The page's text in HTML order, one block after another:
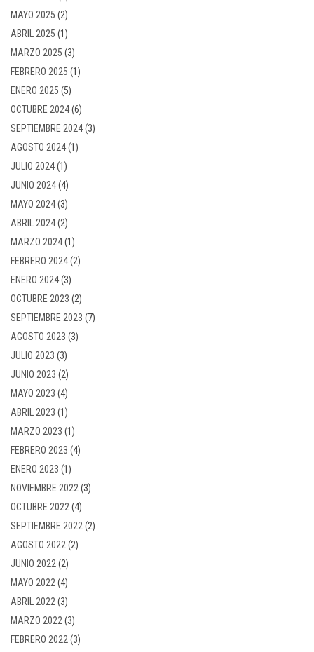
MAYO 2025 (2)
ABRIL 2025 (1)
MARZO 2025 (3)
FEBRERO 2025 (1)
ENERO 2025 (5)
OCTUBRE 2024(6)
SEPTIEMBRE 2024(3)
AGOSTO 2024(1)
JULIO 2024(1)
JUNIO 2024(4)
MAYO 2024(3)
ABRIL 2024(2)
MARZO 2024(1)
FEBRERO 2024(2)
ENERO 2024(3)
OCTUBRE 2023 (2)
SEPTIEMBRE 2023 (7)
AGOSTO 2023 (3)
JULIO 2023 (3)
JUNIO 2023 (2)
MAYO 2023 (4)
ABRIL 2023 (1)
MARZO 2023 (1)
FEBRERO 2023 (4)
ENERO 2023 (1)
NOVIEMBRE 2022 (3)
OCTUBRE 2022 (4)
SEPTIEMBRE 2022 (2)
AGOSTO 2022 (2)
JUNIO 2022 (2)
MAYO 2022 (4)
ABRIL 2022 (3)
MARZO 2022 (3)
FEBRERO 2022 (3)